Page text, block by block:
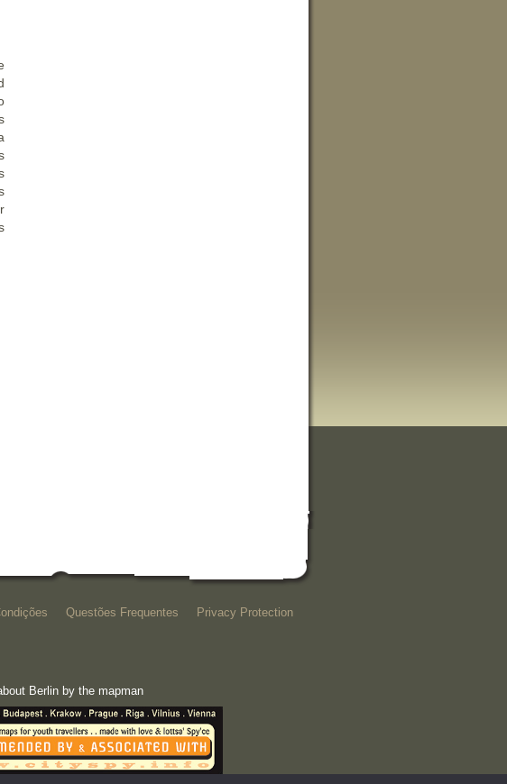
Questões Frequentes Privacy Protection
Berlin by the mapman